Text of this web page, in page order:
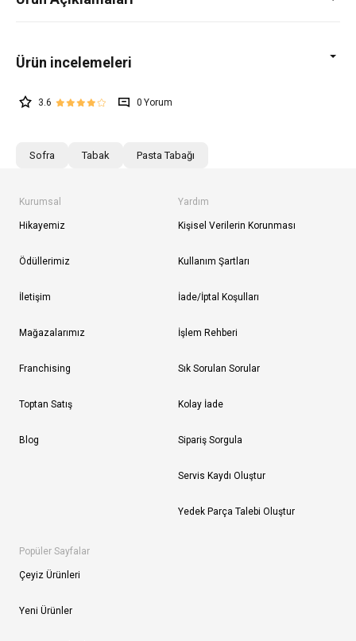
3.6 0
Sofra Tabak Pasta Tabağı
Kurumsal
Hikayemiz
Ödüllerimiz
İletişim
Mağazalarımız
Franchising
Toptan Satış
Blog
Yardım
Kişisel Verilerin Korunması
Kullanım Şartları
İade/İptal Koşulları
İşlem Rehberi
Sık Sorulan Sorular
Kolay İade
Sipariş Sorgula
Servis Kaydı Oluştur
Yedek Parça Talebi Oluştur
Popüler Sayfalar
Çeyiz Ürünleri
Yeni Ürünler